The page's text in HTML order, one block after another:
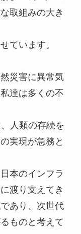
取組みの大き
ています。
災害に異常気
達は多くの不
人類の存続を
実現が急務と
本のインフラ
渡り支えてき
あり、次世代
ものと考えて